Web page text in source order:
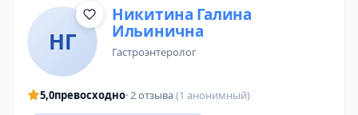
НГ
Никитина Галина
Ильинична
гастроэнтеролог
5,0превосходно· 2 отзыва(1 анонимный)